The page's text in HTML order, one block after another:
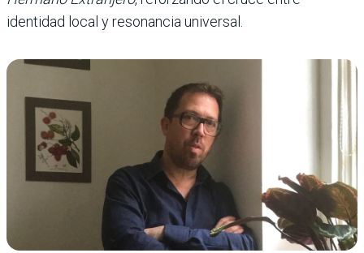
identidad local y resonancia universal.